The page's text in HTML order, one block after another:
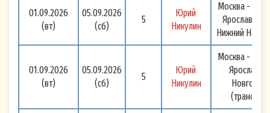
01.09.2026
(вт)
05.09.2026
(сб)
5
Юрий
Никулин
Москва -
Ярославль -
Нижний
01.09.2026
(вт)
05.09.2026
(сб)
5
Юрий
Никулин
Москва -
Новгород
otkaz-rassylka@volgawolga.ru
и/или на
почтовый адрес, указанный в настоящем